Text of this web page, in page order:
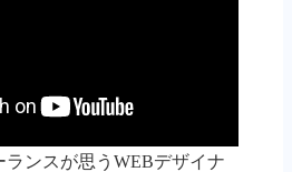
ランスが思うWEBデザイナ